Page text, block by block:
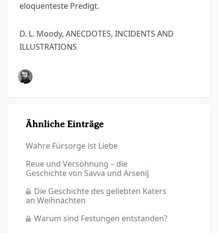
eloquenteste Predigt.
D. L. Moody, ANECDOTES, INCIDENTS AND
ILLUSTRATIONS
Ähnliche Einträge
Wahre Fürsorge ist Liebe
Reue und Versöhnung – die
Geschichte von Savva und Arsenij
Die Geschichte des geliebten Katers
an Weihnachten
Warum sind Festungen entstanden?